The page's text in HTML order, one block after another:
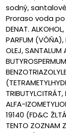
sodný,
Proraso voda po
DENAT.
PARFUM
OLEJ, SANTALUM
TRIBUTYLCITRÁT,
ALFA-
19140 (FD&C
TENTO ZOZNAM